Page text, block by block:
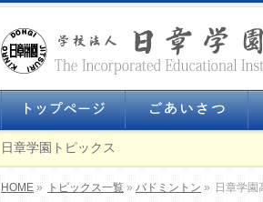
日章学園トピックス
HOME » トピックス一覧 » バドミントン » 日章学